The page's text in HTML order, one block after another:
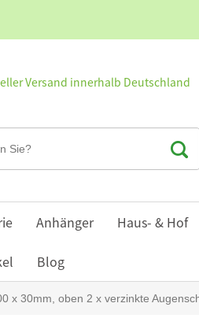
Versand innerhalb Deutschland
Anhänger Haus- & Hof
Blog
x 30mm, oben 2 x verzinkte